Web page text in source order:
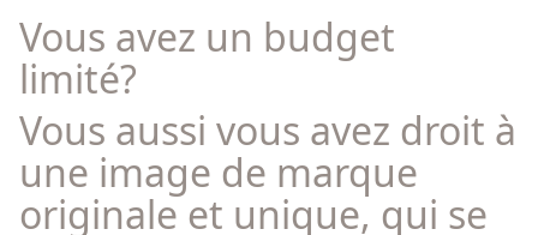
Vous avez un budget
limité?
Vous aussi vous avez droit à
une image de marque
originale et unique, qui se